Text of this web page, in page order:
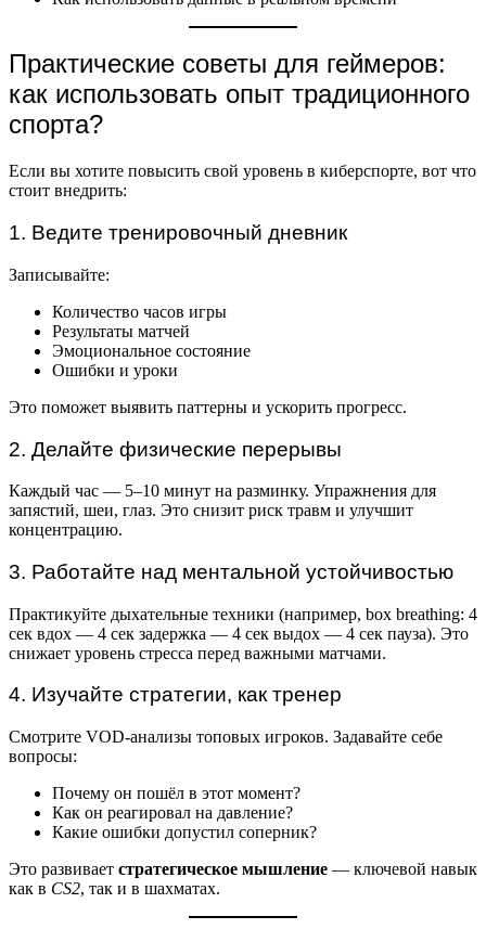
Практические советы для геймеров:
как использовать опыт традиционного
спорта?
Если вы хотите повысить свой уровень в киберспорте, вот что
стоит внедрить:
1. Ведите тренировочный дневник
Записывайте:
Количество часов игры
Результаты матчей
Эмоциональное состояние
Ошибки и уроки
Это поможет выявить паттерны и ускорить прогресс.
2. Делайте физические перерывы
Каждый час — 5–10 минут на разминку. Упражнения для
запястий, шеи, глаз. Это снизит риск травм и улучшит
концентрацию.
3. Работайте над ментальной устойчивостью
Практикуйте дыхательные техники (например, box breathing: 4
сек вдох — 4 сек задержка — 4 сек выдох — 4 сек пауза). Это
снижает уровень стресса перед важными матчами.
4. Изучайте стратегии, как тренер
Смотрите VOD-анализы топовых игроков. Задавайте себе
вопросы:
Почему он пошёл в этот момент?
Как он реагировал на давление?
Какие ошибки допустил соперник?
Это развивает стратегическое мышление — ключевой навык
как в CS2, так и в шахматах.